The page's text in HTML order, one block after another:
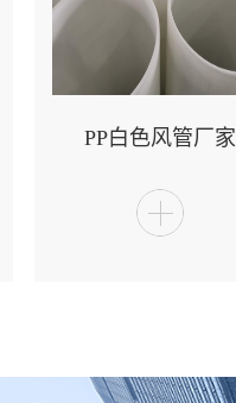
PP白色风管厂家